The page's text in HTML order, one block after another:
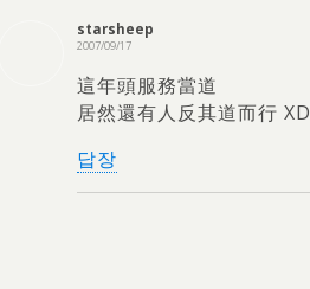
starsheep
2007/09/17
這年頭服務當道
居然還有人反其道而行 XD
답장